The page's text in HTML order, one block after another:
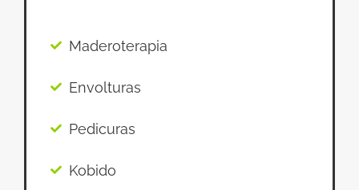
Maderoterapia
Envolturas
Pedicuras
Kobido